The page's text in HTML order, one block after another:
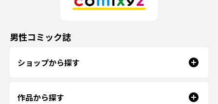
男性コミック誌
ショップから探す
作品から探す